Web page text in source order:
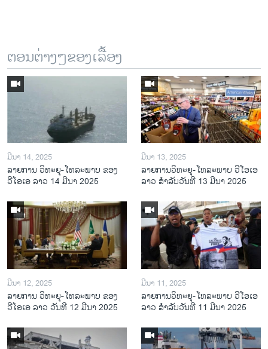
ຕອນຕ່າງໆຂອງເລື້ອງ
ມີນາ 14, 2025
ລາຍການ ວິທະຍຸ-ໂທລະພາບ ຂອງ
ວີໂອເອ ລາວ 14 ມີນາ 2025
ມີນາ 13, 2025
ລາຍການວິ​ທະ​ຍຸ-ໂທ​ລະ​ພາບ ວີໂອເອ
ລາວ ສຳ​ລັບ​ວັນ​ທີ 13 ມີ​ນາ 2025
ມີນາ 12, 2025
ລາຍການ ວິທະຍຸ-ໂທລະພາບ ຂອງ
ວີໂອເອ ລາວ ວັນທີ 12 ມີນາ 2025
ມີນາ 11, 2025
ລາຍການວິ​ທະ​ຍຸ-ໂທ​ລະ​ພາບ ວີໂອເອ
ລາວ ສຳ​ລັບ​ວັນ​ທີ 11 ມີ​ນາ 2025